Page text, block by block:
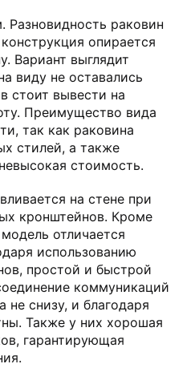
Разновидность раковин
опирается
Вариант выглядит
виду не оставались
стоит вывести на
Преимущество вида
так как раковина
стилей, а также
стоимость.
на стене при
кронштейнов. Кроме
отличается
использованию
простой и быстрой
коммуникаций
не снизу, и благодаря
Также у них хорошая
гарантирующая